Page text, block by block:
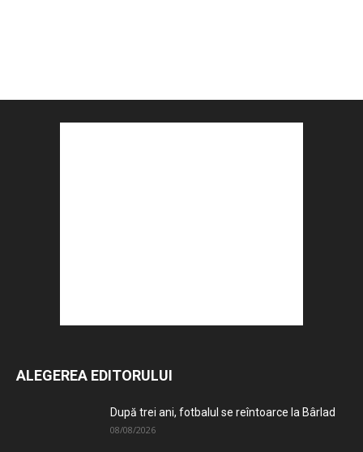
ALEGEREA EDITORULUI
După trei ani, fotbalul se reîntoarce la Bârlad
08/08/2026